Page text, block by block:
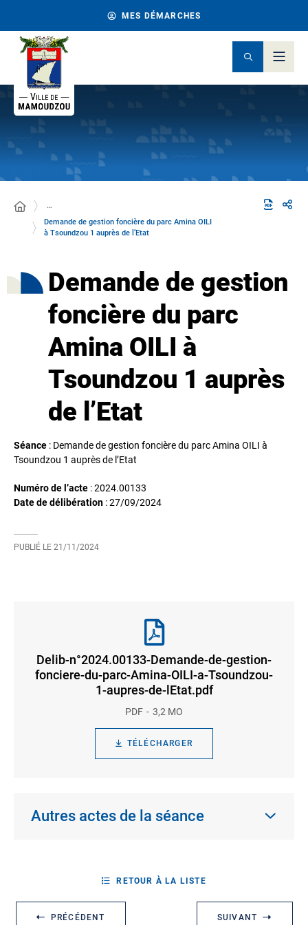
MES DÉMARCHES
…
Demande de gestion foncière du parc Amina OILI
à Tsoundzou 1 auprès de l’Etat
Demande de gestion
foncière du parc
Amina OILI à
Tsoundzou 1 auprès
de l’Etat
Séance : Demande de gestion foncière du parc Amina OILI à
Tsoundzou 1 auprès de l’Etat
Numéro de l’acte : 2024.00133
Date de délibération :27/09/2024
PUBLIÉ LE 21/11/2024
Delib-n°2024.00133-Demande-de-gestion-
fonciere-du-parc-Amina-OILI-a-Tsoundzou-
1-aupres-de-lEtat.pdf
PDF 3,2 MO
TÉLÉCHARGER
Autres actes de la séance
PRÉCÉDENT
RETOUR À LA LISTE
SUIVANT